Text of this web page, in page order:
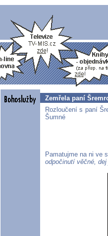
Zemřela paní
Rozloučení s paní
Šumné
Pamatujme na ni ve
odpočinutí věčné,